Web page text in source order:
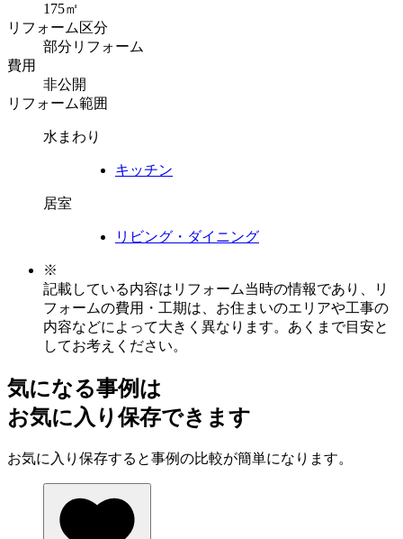
175㎡
リフォーム区分
部分リフォーム
費用
非公開
リフォーム範囲
水まわり
キッチン
居室
リビング・ダイニング
※
記載している内容はリフォーム当時の情報であり、リ
フォームの費用・工期は、お住まいのエリアや工事の
内容などによって大きく異なります。あくまで目安と
してお考えください。
気になる事例は
お気に入り保存できます
お気に入り保存すると事例の比較が簡単になります。